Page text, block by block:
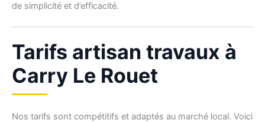
de simplicité et d’efficacité.
Tarifs artisan travaux à
Carry Le Rouet
Nos tarifs sont compétitifs et adaptés au marché local. Voici